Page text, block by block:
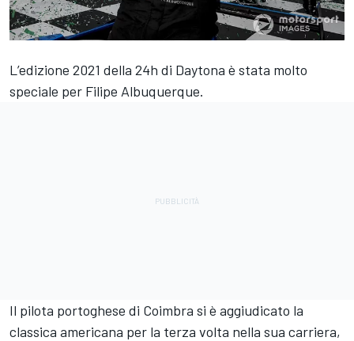
L’edizione 2021 della 24h di Daytona è stata molto
speciale per Filipe Albuquerque.
Il pilota portoghese di Coimbra si è aggiudicato la
classica americana per la terza volta nella sua carriera,